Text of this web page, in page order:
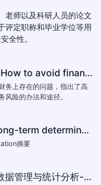
老师以及科研人员的论文
评定职称和毕业学位等用
全性。
高校如何规避财务管理风险How to avoid financial risk management colleges
务上存在的问题，指出了高
险的办法和途径。
What are the short and long-term determinants of exchange ra
摘要
留学生MBAdissertation_数据管理与统计分析-如何处理STATA数据_How to deal with data with ST